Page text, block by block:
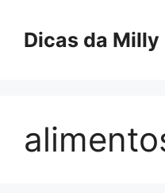
contentDicas da Milly